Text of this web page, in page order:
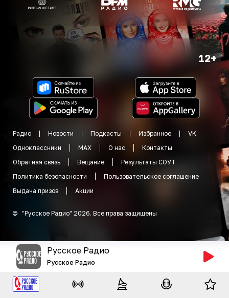
12+
Радио Новости Подкасты Избранное
VK
Одноклассники
MAX О нас
Контакты
Обратная связь
Вещание
Результаты СОУТ
Политика безопасности
Пользовательское соглашение
Выдача призов
Акции
© "Русское Радио" 2026. Все права защищены
Русское Радио
Русское Радио